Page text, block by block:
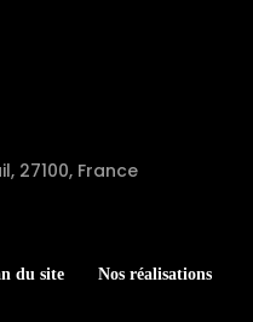
27100, France
du site Nos réalisations